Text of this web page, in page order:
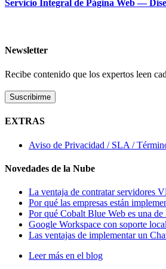
Servicio Integral de Página Web —
Newsletter
Recibe contenido que los expertos leen
EXTRAS
Aviso de Privacidad / SLA /
Novedades de la Nube
La ventaja de contratar servidores
Por qué las empresas están
Por qué Cobalt Blue Web es una
Google Workspace con soporte
Las ventajas de implementar un
Leer más en el blog